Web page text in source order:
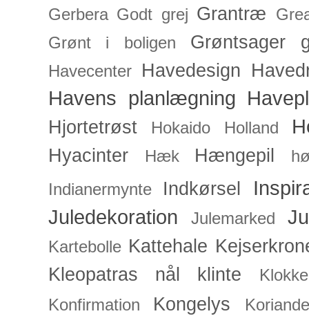
Gerbera Godt grej Grantræ
Grønt i boligen
Grøntsager
Havecenter Havedesign
Havens planlægning
Hjortetrøst Hokaido Holland
Hyacinter Hæk Hængepil
Indianermynte
Indkørsel
Juledekoration
Julemarked
Kartebolle Kattehale
Kleopatras nål
klinte
Konfirmation
Kongelys